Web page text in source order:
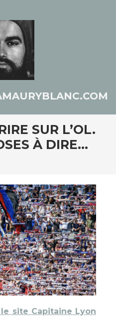
SUR L’OL.
À DIRE…
site Capitaine Lyon